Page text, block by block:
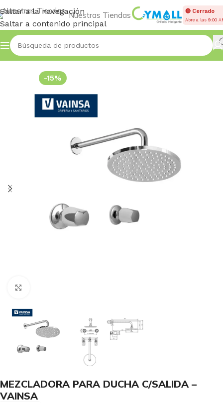
Saltar a la navegación
Saltar a contenido principal
Nuestras Tiendas 🔴 Cerrado
Abre a las 9:00
Inicio Accessories
-15%
MEZCLADORA PARA DUCHA C/SALIDA –
VAINSA